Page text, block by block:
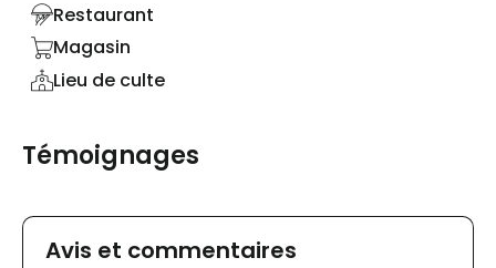
Restaurant
Magasin
Lieu de culte
Témoignages
Avis et commentaires